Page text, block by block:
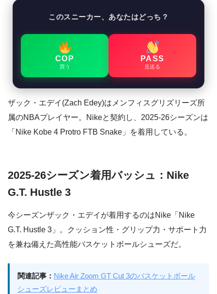
このスニーカー、あなたはどっち？
COP
買う
PASS
見送る
ザック・エデイ(Zach Edey)はメンフィスグリズリーズ所
属のNBAプレイヤー。Nikeと契約し、2025-26シーズンは
「Nike Kobe 4 Protro FTB Snake」を着用している。
2025-26シーズン着用バッシュ：Nike
G.T. Hustle 3
今シーズンザック・エデイが着用するのはNike「Nike
G.T. Hustle 3」。クッション性・グリップ力・サポート力
を兼ね備えた高性能バスケットボールシューズだ。
関連記事： Nike Air Zoom GT Cut 3のバスケットボール
シューズレビューまとめ